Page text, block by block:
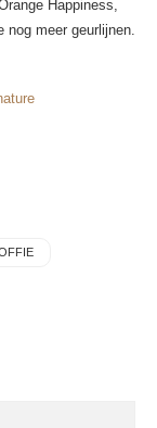
Happiness,
meer geurlijnen.